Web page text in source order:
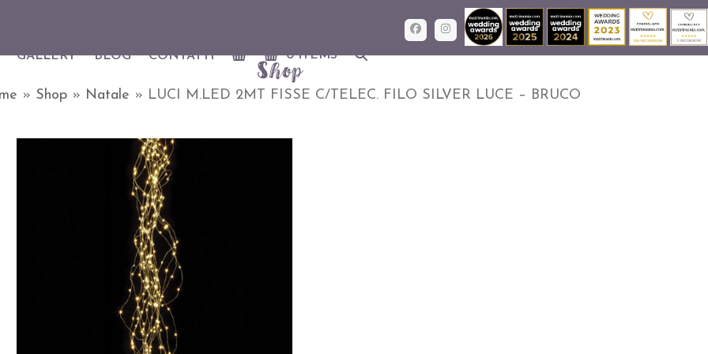
FacebookInstagram
GALLERY BLOG CONTATTI 0 ITEMS
Shop
» Shop » Natale » LUCI M.LED 2MT FISSE C/TELEC. FILO SILVER LUCE – BRUCO